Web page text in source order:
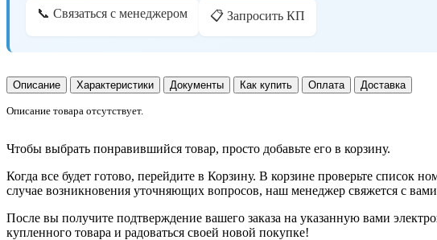
📞 Связаться с менеджером 📋 Запросить КП
Описание Характеристики Документы Как купить Оплата Доставка
Описание товара отсутствует.
Чтобы выбрать понравившийся товар, просто добавьте его в корзину.
Когда все будет готово, перейдите в Корзину. В корзине проверьте
случае возникновения уточняющих вопросов, наш менеджер свяжется с
После вы получите подтверждение вашего заказа на указанную вами
купленного товара и радоваться своей новой покупке!